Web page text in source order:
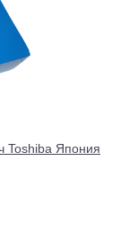
Toshiba Япония